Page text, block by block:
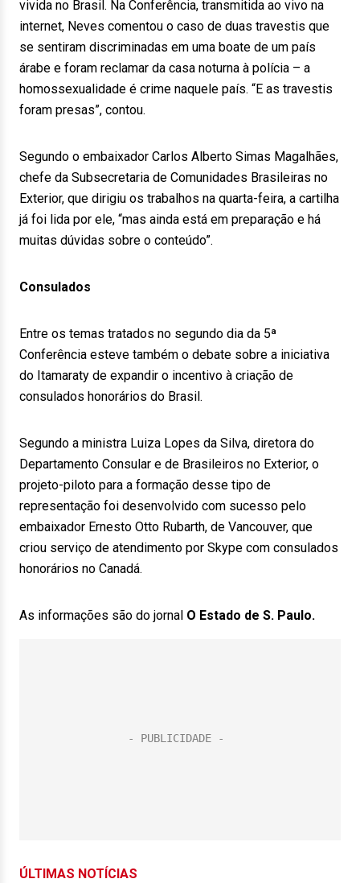
vivida no Brasil. Na Conferência, transmitida ao vivo na
internet, Neves comentou o caso de duas travestis que
se sentiram discriminadas em uma boate de um país
árabe e foram reclamar da casa noturna à polícia – a
homossexualidade é crime naquele país. “E as travestis
foram presas”, contou.
Segundo o embaixador Carlos Alberto Simas Magalhães,
chefe da Subsecretaria de Comunidades Brasileiras no
Exterior, que dirigiu os trabalhos na quarta-feira, a cartilha
já foi lida por ele, “mas ainda está em preparação e há
muitas dúvidas sobre o conteúdo”.
Consulados
Entre os temas tratados no segundo dia da 5ª
Conferência esteve também o debate sobre a iniciativa
do Itamaraty de expandir o incentivo à criação de
consulados honorários do Brasil.
Segundo a ministra Luiza Lopes da Silva, diretora do
Departamento Consular e de Brasileiros no Exterior, o
projeto-piloto para a formação desse tipo de
representação foi desenvolvido com sucesso pelo
embaixador Ernesto Otto Rubarth, de Vancouver, que
criou serviço de atendimento por Skype com consulados
honorários no Canadá.
As informações são do jornal O Estado de S. Paulo.